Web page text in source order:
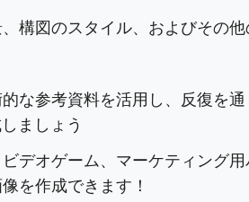
構図のスタイル、およびその
な参考資料を活用し、反復を通
ましょう
デオゲーム、マーケティング用
を作成できます！